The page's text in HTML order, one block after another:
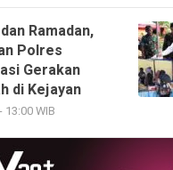
Ramadan,
Polres
Gerakan
di Kejayan
13:00 WIB